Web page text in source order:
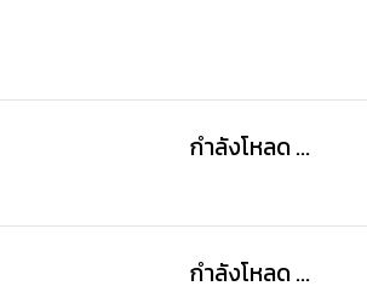
กำลังโหลด ...
กำลังโหลด ...